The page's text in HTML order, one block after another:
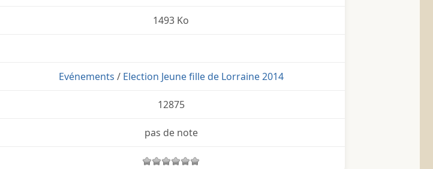
1493 Ko
Evénements / Election Jeune fille de Lorraine 2014
12875
pas de note